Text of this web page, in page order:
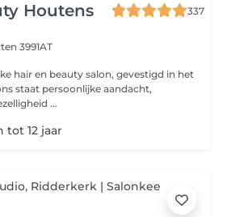
Houtens
337
3991AT
hair en beauty salon, gevestigd in het
staat persoonlijke aandacht,
...
12 jaar